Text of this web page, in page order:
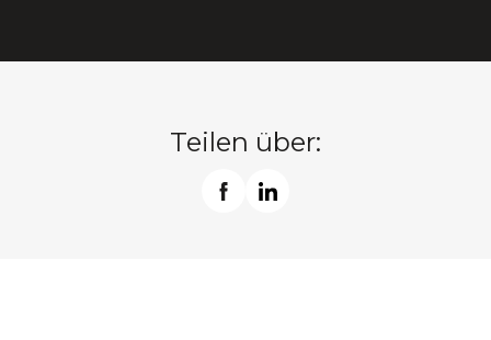
Teilen über: